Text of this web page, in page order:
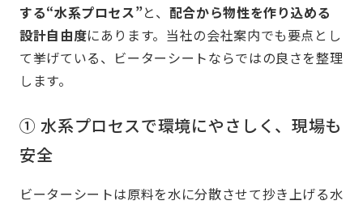
する“水系プロセス”と、 配合から物性を作り込める
設計自由度にあります。当社の会社案内でも要点とし
て挙げている、ビーターシートならではの良さを整理
します。
① 水系プロセスで環境にやさしく、現場も
安全
ビーターシートは原料を水に分散させて抄き上げる水